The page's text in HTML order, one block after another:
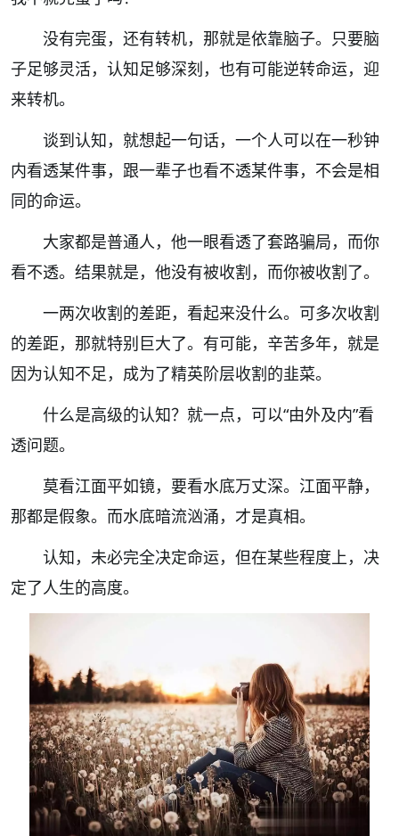
没有完蛋，还有转机，那就是依靠脑子。只要脑
子足够灵活，认知足够深刻，也有可能逆转命运，迎
来转机。
谈到认知，就想起一句话， 一个人可以在一秒钟
内看透某件事，跟一辈子也看不透某件事，不会是相
同的命运。
大家都是普通人，他一眼看透了套路骗局，而你
看不透。结果就是，他没有被收割，而你被收割了。
一两次收割的差距，看起来没什么。可多次收割
的差距，那就特别巨大了。有可能，辛苦多年，就是
因为认知不足，成为了精英阶层收割的韭菜。
什么是高级的认知？就一点，可以“由外及内”看
透问题。
莫看江面平如镜，要看水底万丈深。江面平静，
那都是假象。而水底暗流汹涌，才是真相。
认知，未必完全决定命运，但在某些程度上，决
定了人生的高度。